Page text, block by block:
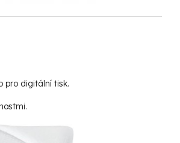
pro digitální tisk.